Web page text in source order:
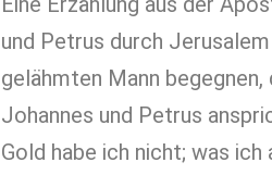
und Petrus durch
gelähmten Mann
Johannes und Petrus
Gold habe ich nicht; was